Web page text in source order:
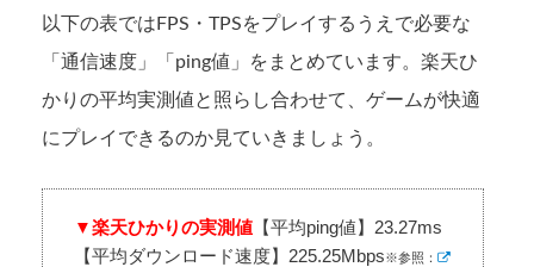
以下の表ではFPS・TPSをプレイするうえで必要な
「通信速度」「ping値」をまとめています。楽天ひ
かりの平均実測値と照らし合わせて、ゲームが快適
にプレイできるのか見ていきましょう。
▼楽天ひかりの実測値 【平均ping値】23.27ms
【平均ダウンロード速度】225.25Mbps※参照：